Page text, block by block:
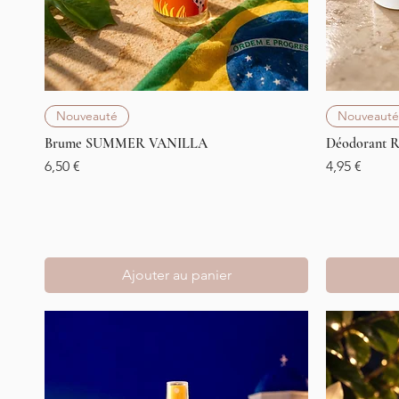
Nouveauté
Brume SUMMER VANILLA
Prix
6,50 €
Ajouter au panier
Nouveauté
Déodorant
Prix
4,95 €